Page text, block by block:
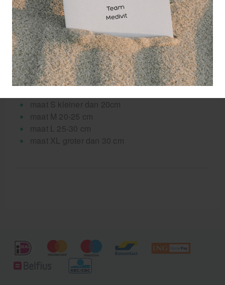
ervoor dat verstelbare druk kan worden gegeven op
enkelgewricht en enkelbanden, alleen op de
plaatsen waar het nodig is.
Maatvoering enkelbrace LP met balein en wrap:
omvang meten boven enkel.
Selecteer uw maat:
maat S kleiner dan 20cm
maat M 20-25 cm
maat L 25-30 cm
maat XL groter dan 30 cm